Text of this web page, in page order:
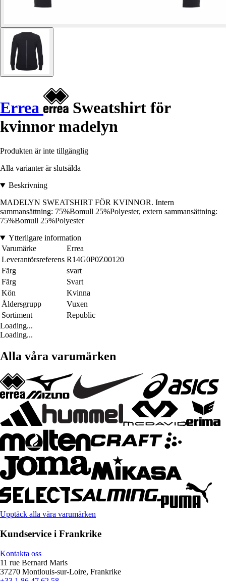
Errea
Sweatshirt för
kvinnor madelyn
Produkten är inte tillgänglig
Alla varianter är slutsålda
Beskrivning
MADELYN SWEATSHIRT FÖR KVINNOR. Intern
sammansättning: 75%Bomull 25%Polyester, extern sammansättning:
75%Bomull 25%Polyester
Ytterligare information
Varumärke
Errea
Leverantörsreferens R14G0P0Z00120
Färg
svart
Färg
Svart
Kön
Kvinna
Åldersgrupp
Vuxen
Sortiment
Republic
Loading...
Loading...
Alla våra varumärken
Upptäck alla våra varumärken
Kundservice i Frankrike
Kontakta oss
11 rue Bernard Maris
37270 Montlouis-sur-Loire, Frankrike